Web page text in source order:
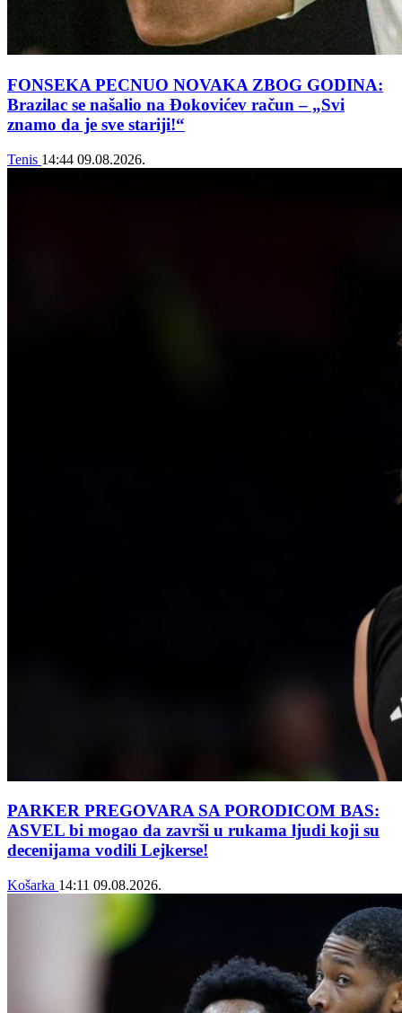
FONSEKA PECNUO NOVAKA ZBOG GODINA:
Brazilac se našalio na Đokovićev račun – „Svi
znamo da je sve stariji!“
Tenis 14:44 09.08.2026.
PARKER PREGOVARA SA PORODICOM BAS:
ASVEL bi mogao da završi u rukama ljudi koji su
decenijama vodili Lejkerse!
Košarka 14:11 09.08.2026.